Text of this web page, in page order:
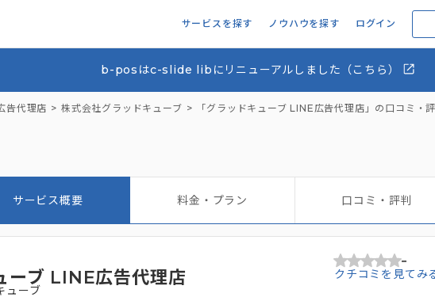
サービスを探す ノウハウを探す ログイン
b-posはc-slide libにリニューアルしました（こちら）
告代理店 株式会社グラッドキューブ 「グラッドキューブ LINE広告代理店」の口コミ・
サービス概要 料金・プラン 口コミ・評判
ーブ LINE広告代理店
ューブ
-
クチコミを見てみ